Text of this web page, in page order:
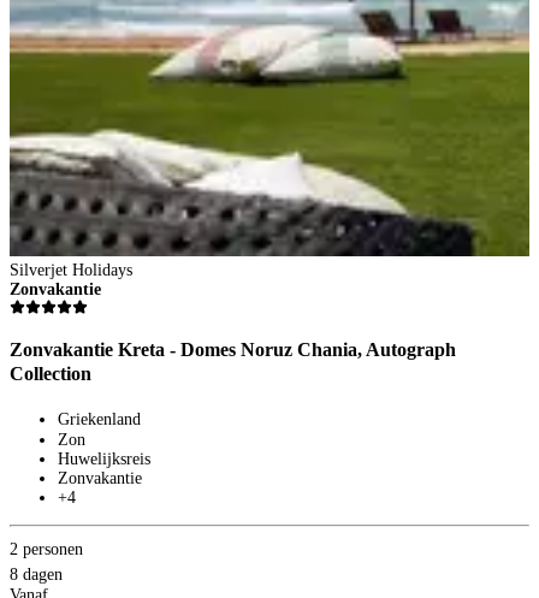
Silverjet Holidays
Zonvakantie
Zonvakantie Kreta - Domes Noruz Chania, Autograph
Collection
Griekenland
Zon
Huwelijksreis
Zonvakantie
+4
2 personen
8 dagen